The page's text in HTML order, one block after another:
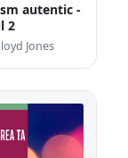
autentic -
2
Jones